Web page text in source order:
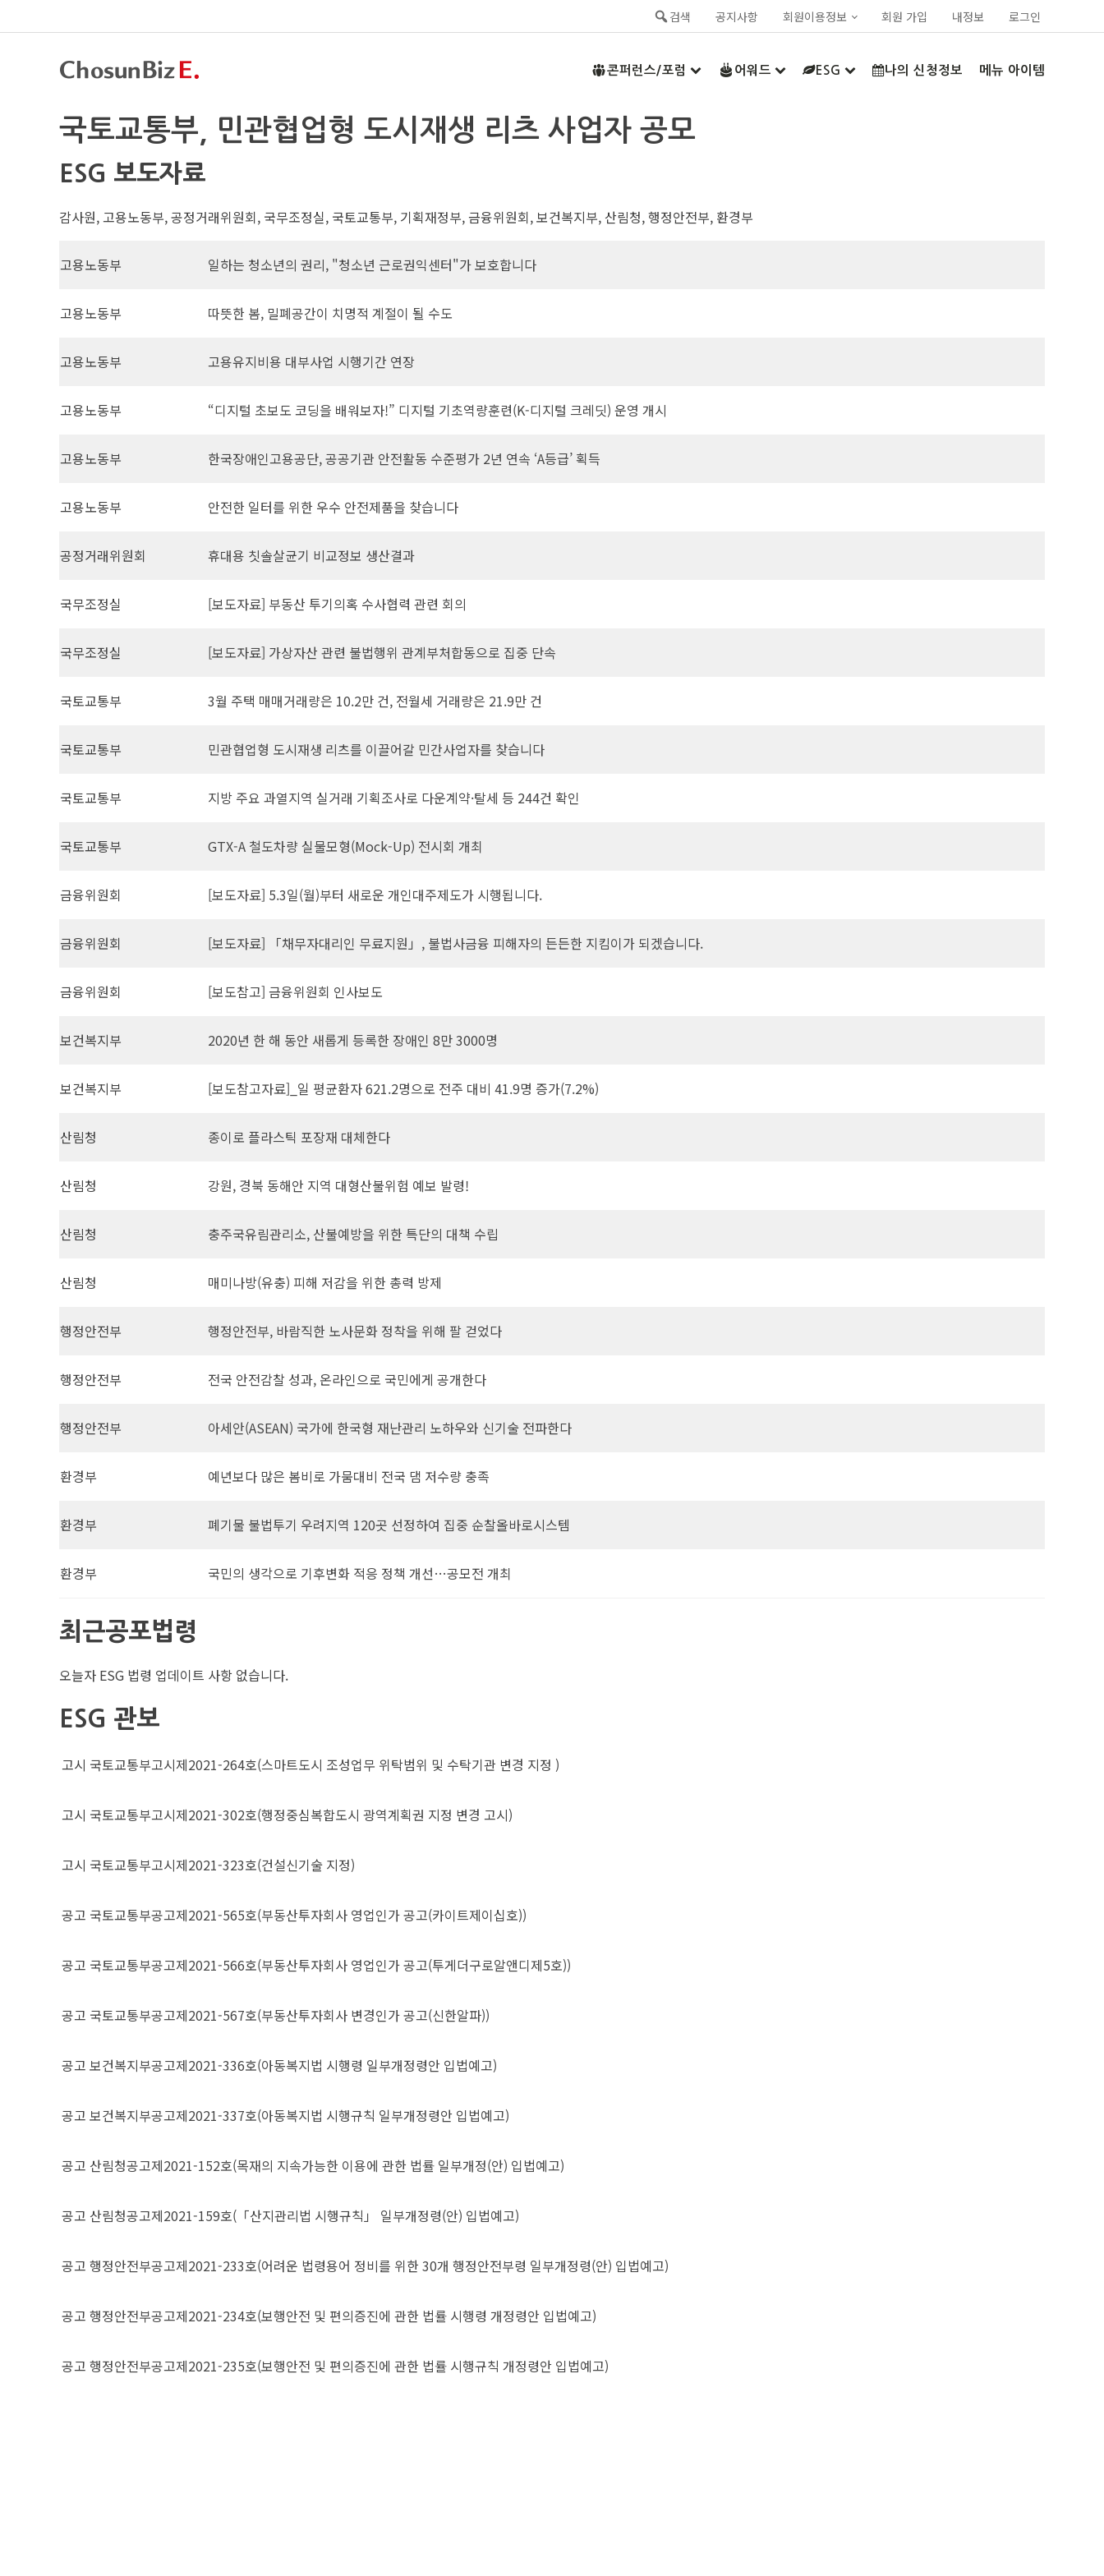
검색 공지사항 회원이용정보 회원 가입 내정보 로그인
콘퍼런스/포럼 어워드 ESG 나의 신청정보 메뉴 아이템
국토교통부, 민관협업형 도시재생 리츠 사업자 공모
ESG 보도자료
감사원, 고용노동부, 공정거래위원회, 국무조정실, 국토교통부, 기획재정부, 금융위원회, 보건복지부, 산림청, 행정안전부, 환경부
고용노동부 일하는 청소년의 권리, "청소년 근로권익센터"가 보호합니다
고용노동부 따뜻한 봄, 밀폐공간이 치명적 계절이 될 수도
고용노동부 고용유지비용 대부사업 시행기간 연장
고용노동부 “디지털 초보도 코딩을 배워보자!” 디지털 기초역량훈련(K-디지털 크레딧) 운영 개시
고용노동부 한국장애인고용공단, 공공기관 안전활동 수준평가 2년 연속 ‘A등급’ 획득
고용노동부 안전한 일터를 위한 우수 안전제품을 찾습니다
공정거래위원회 휴대용 칫솔살균기 비교정보 생산결과
국무조정실 [보도자료] 부동산 투기의혹 수사협력 관련 회의
국무조정실 [보도자료] 가상자산 관련 불법행위 관계부처합동으로 집중 단속
국토교통부 3월 주택 매매거래량은 10.2만 건, 전월세 거래량은 21.9만 건
국토교통부 민관협업형 도시재생 리츠를 이끌어갈 민간사업자를 찾습니다
국토교통부 지방 주요 과열지역 실거래 기획조사로 다운계약·탈세 등 244건 확인
국토교통부 GTX-A 철도차량 실물모형(Mock-Up) 전시회 개최
금융위원회 [보도자료] 5.3일(월)부터 새로운 개인대주제도가 시행됩니다.
금융위원회 [보도자료] 「채무자대리인 무료지원」, 불법사금융 피해자의 든든한 지킴이가 되겠습니다.
금융위원회 [보도참고] 금융위원회 인사보도
보건복지부 2020년 한 해 동안 새롭게 등록한 장애인 8만 3000명
보건복지부 [보도참고자료]_일 평균환자 621.2명으로 전주 대비 41.9명 증가(7.2%)
산림청 종이로 플라스틱 포장재 대체한다
산림청 강원, 경북 동해안 지역 대형산불위험 예보 발령!
산림청 충주국유림관리소, 산불예방을 위한 특단의 대책 수립
산림청 매미나방(유충) 피해 저감을 위한 총력 방제
행정안전부 행정안전부, 바람직한 노사문화 정착을 위해 팔 걷었다
행정안전부 전국 안전감찰 성과, 온라인으로 국민에게 공개한다
행정안전부 아세안(ASEAN) 국가에 한국형 재난관리 노하우와 신기술 전파한다
환경부 예년보다 많은 봄비로 가뭄대비 전국 댐 저수량 충족
환경부 폐기물 불법투기 우려지역 120곳 선정하여 집중 순찰올바로시스템
환경부 국민의 생각으로 기후변화 적응 정책 개선…공모전 개최
최근공포법령
오늘자 ESG 법령 업데이트 사항 없습니다.
ESG 관보
고시 국토교통부고시제2021-264호(스마트도시 조성업무 위탁범위 및 수탁기관 변경 지정 )
고시 국토교통부고시제2021-302호(행정중심복합도시 광역계획권 지정 변경 고시)
고시 국토교통부고시제2021-323호(건설신기술 지정)
공고 국토교통부공고제2021-565호(부동산투자회사 영업인가 공고(카이트제이십호))
공고 국토교통부공고제2021-566호(부동산투자회사 영업인가 공고(투게더구로알앤디제5호))
공고 국토교통부공고제2021-567호(부동산투자회사 변경인가 공고(신한알파))
공고 보건복지부공고제2021-336호(아동복지법 시행령 일부개정령안 입법예고)
공고 보건복지부공고제2021-337호(아동복지법 시행규칙 일부개정령안 입법예고)
공고 산림청공고제2021-152호(목재의 지속가능한 이용에 관한 법률 일부개정(안) 입법예고)
공고 산림청공고제2021-159호(「산지관리법 시행규칙」 일부개정령(안) 입법예고)
공고 행정안전부공고제2021-233호(어려운 법령용어 정비를 위한 30개 행정안전부령 일부개정령(안) 입법예고)
공고 행정안전부공고제2021-234호(보행안전 및 편의증진에 관한 법률 시행령 개정령안 입법예고)
공고 행정안전부공고제2021-235호(보행안전 및 편의증진에 관한 법률 시행규칙 개정령안 입법예고)